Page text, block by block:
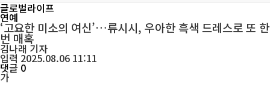
글로벌라이프
연예
‘고요한 미소의 여신’…류시시, 우아한 흑색 드레스로 또 한
번 매혹
김나래 기자
입력 2025.08.06 11:11
댓글 0
가